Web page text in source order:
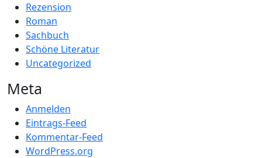
Rezension
Roman
Sachbuch
Schöne Literatur
Uncategorized
Meta
Anmelden
Eintrags-Feed
Kommentar-Feed
WordPress.org